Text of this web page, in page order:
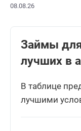
08.08.26
Займы
лучших в
В таблице
лучшими